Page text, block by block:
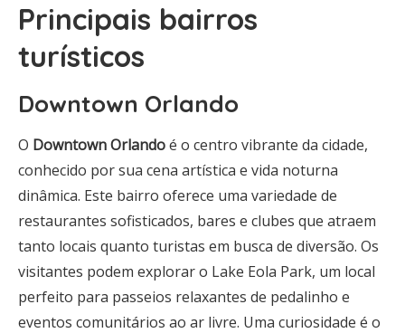
Principais bairros
turísticos
Downtown Orlando
O Downtown Orlandoé o centro vibrante da cidade,
conhecido por sua cena artística e vida noturna
dinâmica. Este bairro oferece uma variedade de
restaurantes sofisticados, bares e clubes que atraem
tanto locais quanto turistas em busca de diversão. Os
visitantes podem explorar o Lake Eola Park, um local
perfeito para passeios relaxantes de pedalinho e
eventos comunitários ao ar livre. Uma curiosidade é o